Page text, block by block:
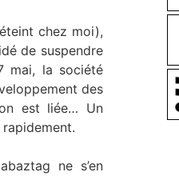
chez moi),
de suspendre
mai, la société
des
est liée… Un
ne s’en